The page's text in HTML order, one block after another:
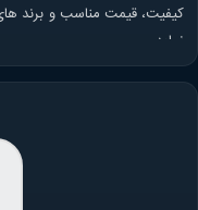
کیفیت، قیمت مناسب و برند
نماید.